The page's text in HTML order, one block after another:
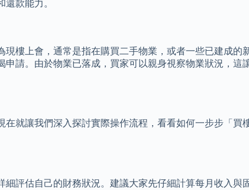
款能力。
現樓上會，通常是指在購買二手物業，或者一些已建成
申請。由於物業已落成，買家可以親身視察物業狀況，
在就讓我們深入探討實際操作流程，看看如何一步步「
細評估自己的財務狀況。建議大家先仔細計算每月收入